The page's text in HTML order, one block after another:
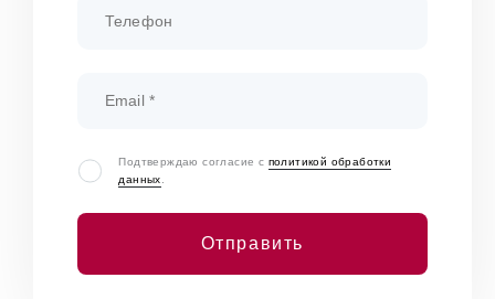
Подтверждаю согласие с политикой обработки
данных.
Отправить